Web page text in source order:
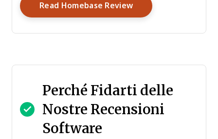
Read Homebase ReviewOpens New Window
Perché Fidarti delle
Nostre Recensioni
Software